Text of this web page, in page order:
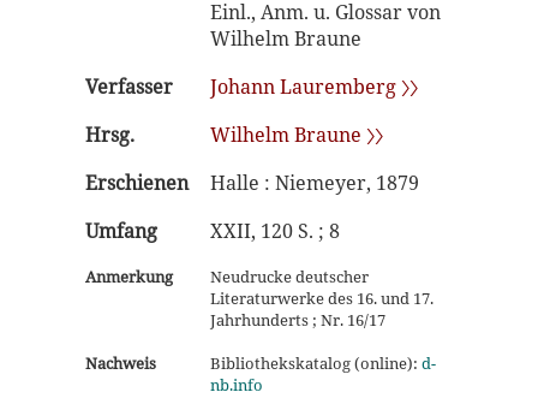
Einl., Anm. u. Glossar von
Wilhelm Braune
Verfasser
Johann Lauremberg 〉〉
Hrsg.
Wilhelm Braune 〉〉
Erschienen
Halle : Niemeyer, 1879
Umfang
XXII, 120 S. ; 8
Anmerkung
Neudrucke deutscher
Literaturwerke des 16. und 17.
Jahrhunderts ; Nr. 16/17
Nachweis
Bibliothekskatalog (online): d-
nb.info